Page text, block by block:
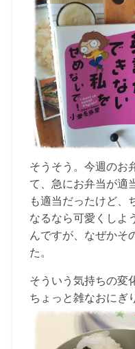
そうそう。今週のお
て、急にお弁当が適
も適当だったけど、
なるなら可愛くしよ
んですが、なぜかそ
た。
そういう気持ちの変
ちょっと雑なおにぎ